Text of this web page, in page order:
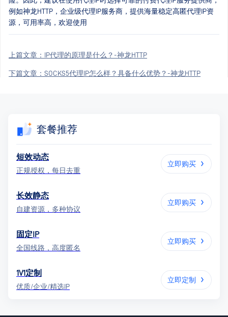
例如神龙HTTP，企业级代理IP服务商，提供海量稳定高匿代理IP资
源，可用率高，欢迎使用
上篇文章： IP代理的原理是什么？-神龙HTTP
下篇文章： SOCKS5代理IP怎么样？具备什么优势？-神龙HTTP
套餐推荐
短效动态
正规授权，每日去重
立即购买
长效静态
自建资源，多种协议
立即购买
固定IP
全国线路，高度匿名
立即购买
1V1定制
优质/企业/精选IP
立即定制